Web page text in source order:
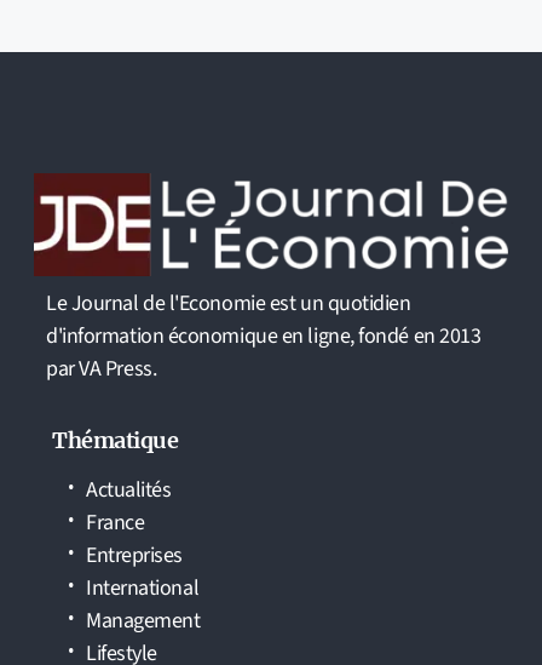
Le Journal de l'Economie est un quotidien
d'information économique en ligne, fondé en 2013
par VA Press.
Thématique
Actualités
France
Entreprises
International
Management
Lifestyle